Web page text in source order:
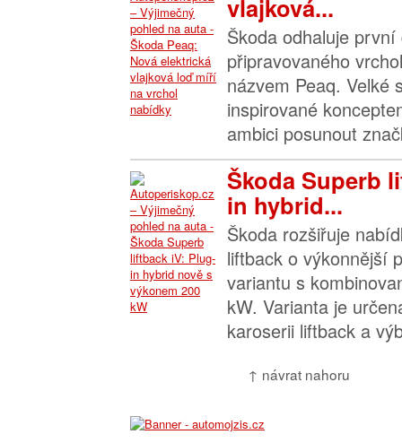
vlajková...
Škoda odhaluje
připravovaného
názvem Peaq. Velké
inspirované
ambici posunout
Škoda Superb
in hybrid...
Škoda rozšiřuje
liftback o výkonnější
variantu s
kW. Varianta je
karoserii liftback a
↑ návrat nahoru